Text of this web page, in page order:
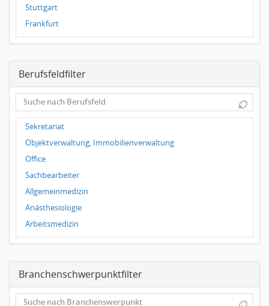
Stuttgart
Frankfurt
Dresden
Leipzig
Dortmund
Wuppertal
Hallbergmoos
Würzburg
Grünwald
Ulm
Bielefeld
Hannover
Duisburg
Berufsfeldfilter
⌕
Sekretariat
Objektverwaltung, Immobilienverwaltung
Office
Sachbearbeiter
Allgemeinmedizin
Anästhesiologie
Arbeitsmedizin
Augenheilkunde
Frauenheilkunde, Geburtshilfe
Hals-Nasen-Ohrenheilkunde
Branchenschwerpunktfilter